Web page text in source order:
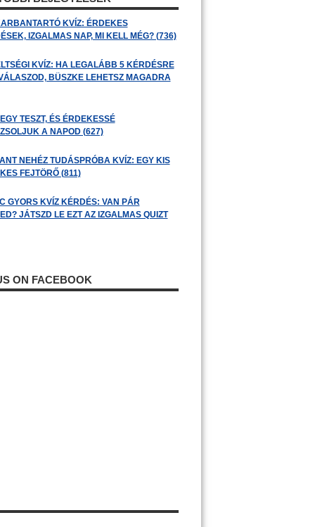
KVÍZ: ÉRDEKES
IZGALMAS NAP, MI KELL MÉG? (736)
KVÍZ: HA LEGALÁBB 5 KÉRDÉSRE
BÜSZKE LEHETSZ MAGADRA
TESZT, ÉS ÉRDEKESSÉ
A NAPOD (627)
NEHÉZ TUDÁSPRÓBA KVÍZ: EGY KIS
FEJTÖRŐ (811)
GYORS KVÍZ KÉRDÉS: VAN PÁR
JÁTSZD LE EZT AZ IZGALMAS QUIZT
ON FACEBOOK